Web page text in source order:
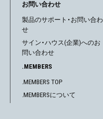
お問い合わせ
製品のサポート・お問い合わ
せ
サイン・ハウス(企業)へのお
問い合わせ
.MEMBERS
.MEMBERS TOP
.MEMBERSについて